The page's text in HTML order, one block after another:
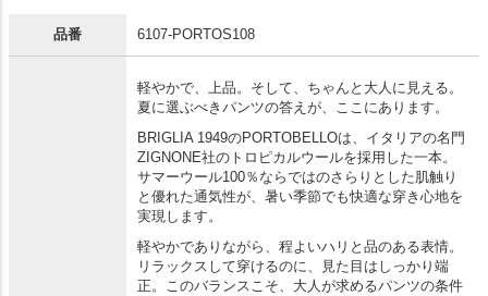
品番 6107-PORTOS108
軽やかで、上品。そして、ちゃんと大人に見える。
夏に選ぶべきパンツの答えが、ここにあります。
BRIGLIA 1949のPORTOBELLOは、イタリアの名門
ZIGNONE社のトロピカルウールを採用した一本。
サマーウール100％ならではのさらりとした肌触り
と優れた通気性が、暑い季節でも快適な穿き心地を
実現します。
軽やかでありながら、程よいハリと品のある表情。
リラックスして穿けるのに、見た目はしっかり端
正。このバランスこそ、大人が求めるパンツの条件